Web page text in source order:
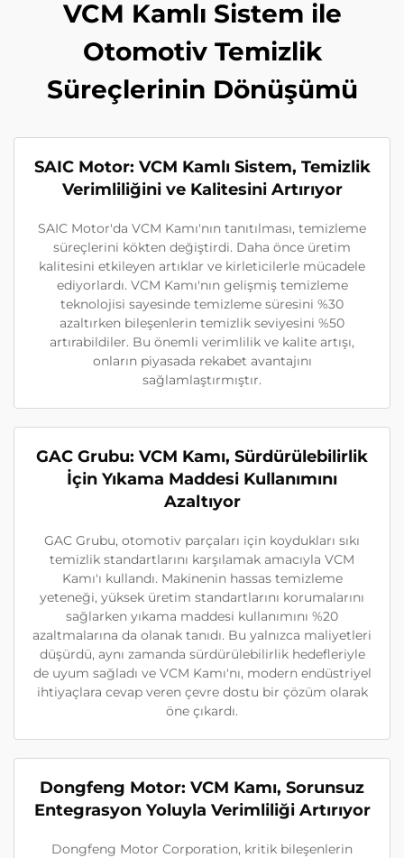
VCM Kamlı Sistem ile
Otomotiv Temizlik
Süreçlerinin Dönüşümü
SAIC Motor: VCM Kamlı Sistem, Temizlik
Verimliliğini ve Kalitesini Artırıyor
SAIC Motor'da VCM Kamı'nın tanıtılması, temizleme
süreçlerini kökten değiştirdi. Daha önce üretim
kalitesini etkileyen artıklar ve kirleticilerle mücadele
ediyorlardı. VCM Kamı'nın gelişmiş temizleme
teknolojisi sayesinde temizleme süresini %30
azaltırken bileşenlerin temizlik seviyesini %50
artırabildiler. Bu önemli verimlilik ve kalite artışı,
onların piyasada rekabet avantajını
sağlamlaştırmıştır.
GAC Grubu: VCM Kamı, Sürdürülebilirlik
İçin Yıkama Maddesi Kullanımını
Azaltıyor
GAC Grubu, otomotiv parçaları için koydukları sıkı
temizlik standartlarını karşılamak amacıyla VCM
Kamı'ı kullandı. Makinenin hassas temizleme
yeteneği, yüksek üretim standartlarını korumalarını
sağlarken yıkama maddesi kullanımını %20
azaltmalarına da olanak tanıdı. Bu yalnızca maliyetleri
düşürdü, aynı zamanda sürdürülebilirlik hedefleriyle
de uyum sağladı ve VCM Kamı'nı, modern endüstriyel
ihtiyaçlara cevap veren çevre dostu bir çözüm olarak
öne çıkardı.
Dongfeng Motor: VCM Kamı, Sorunsuz
Entegrasyon Yoluyla Verimliliği Artırıyor
Dongfeng Motor Corporation, kritik bileşenlerin